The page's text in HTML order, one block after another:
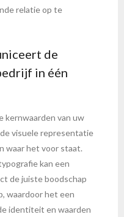
relatie op te
de
in één
kernwaarden van uw
visuele representatie
waar het voor staat.
kan een
de juiste boodschap
waardoor het een
identiteit en waarden